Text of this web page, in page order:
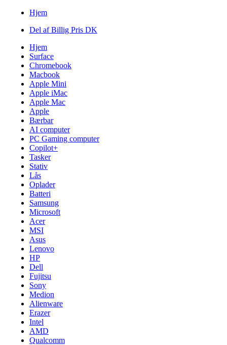
Hjem
Del af Billig Pris DK
Hjem
Surface
Chromebook
Macbook
Apple Mini
Apple iMac
Apple Mac
Apple
Bærbar
AI computer
PC Gaming computer
Copilot+
Tasker
Stativ
Lås
Oplader
Batteri
Samsung
Microsoft
Acer
MSI
Asus
Lenovo
HP
Dell
Fujitsu
Sony
Medion
Alienware
Erazer
Intel
AMD
Qualcomm